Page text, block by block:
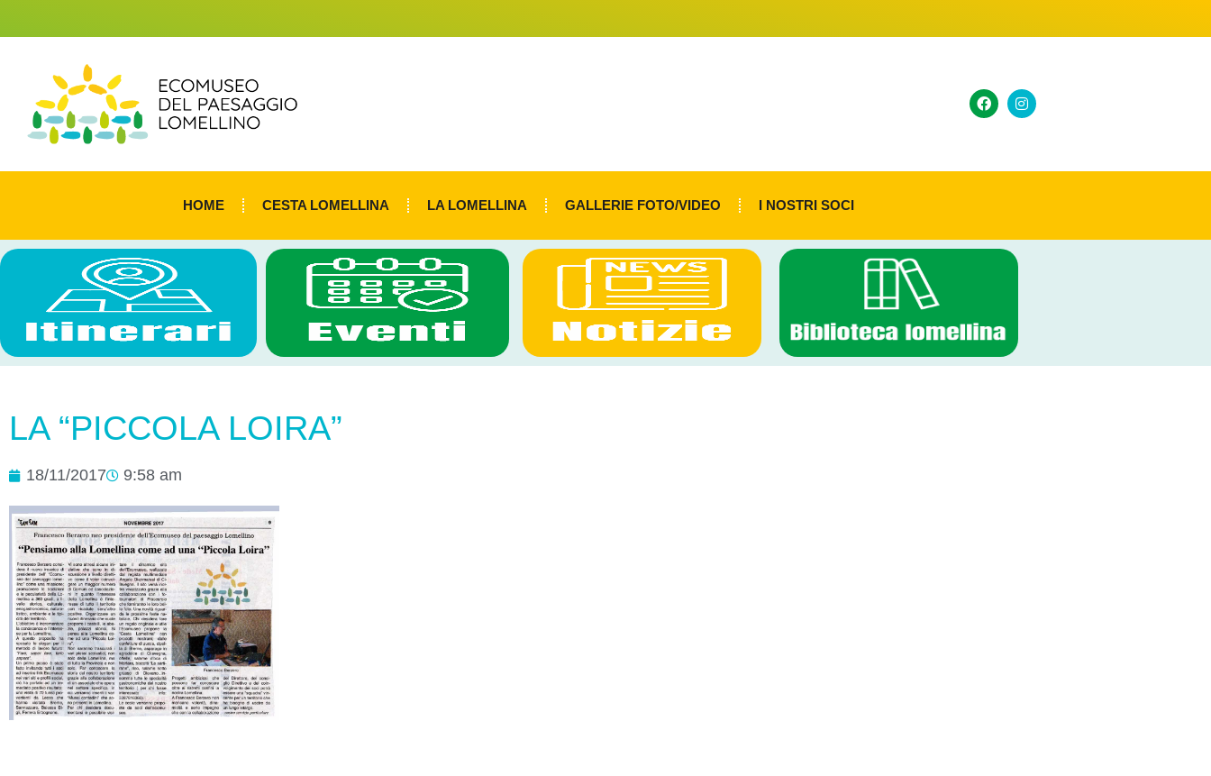
HOME CESTA LOMELLINA LA LOMELLINA GALLERIE FOTO/VIDEO I NOSTRI SOCI
LA “PICCOLA LOIRA”
18/11/2017 9:58 am